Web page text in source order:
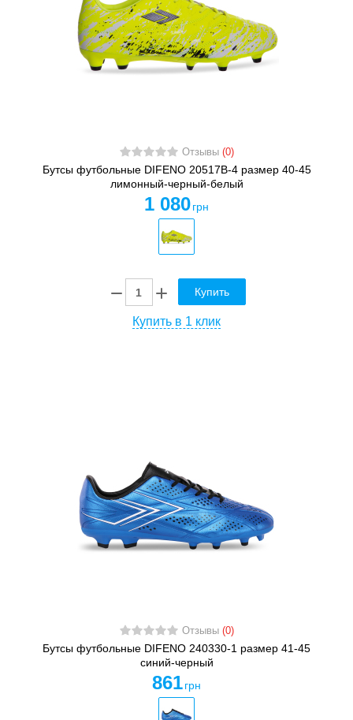
Отзывы (0)
Бутсы футбольные DIFENO 20517B-4 размер 40-45
лимонный-черный-белый
1 080 грн
Купить
Купить в 1 клик
Отзывы (0)
Бутсы футбольные DIFENO 240330-1 размер 41-45
cиний-черный
861 грн